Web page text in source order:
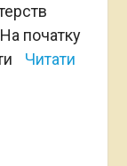
На початку
Читати